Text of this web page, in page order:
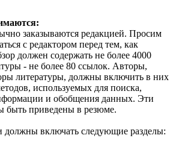
заказываются редакцией. Просим
с редактором перед тем, как
должен содержать не более 4000
- не более 80 ссылок. Авторы,
литературы, должны включить в них
используемых для поиска,
и обобщения данных. Эти
быть приведены в резюме.
должны включать следующие разделы: